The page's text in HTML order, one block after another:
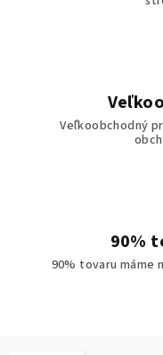
Veľkoobchodný
90%
90% tovaru máme